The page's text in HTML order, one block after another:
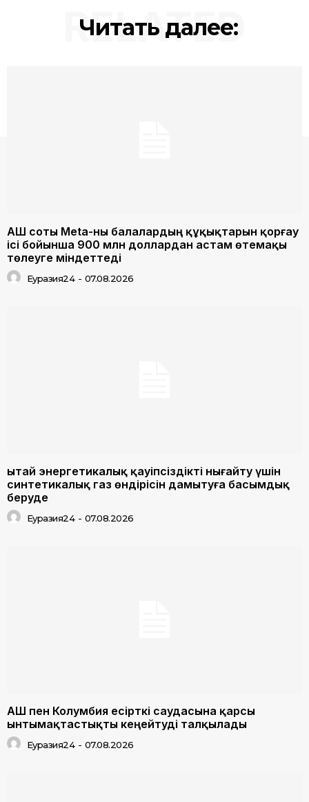
Читать далее:
RELATED
АҚШ соты Meta-ны балалардың құқықтарын қорғау
ісі бойынша 900 млн доллардан астам өтемақы
төлеуге міндеттеді
Еуразия24 - 07.08.2026
Қытай энергетикалық қауіпсіздікті нығайту үшін
синтетикалық газ өндірісін дамытуға басымдық
беруде
Еуразия24 - 07.08.2026
АҚШ пен Колумбия есірткі саудасына қарсы
ынтымақтастықты кеңейтуді талқылады
Еуразия24 - 07.08.2026